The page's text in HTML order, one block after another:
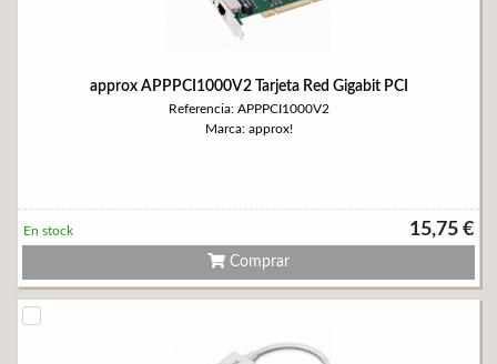
approx APPPCI1000V2 Tarjeta Red Gigabit PCI
Referencia: APPPCI1000V2
Marca: approx!
15,75 €
En stock
Comprar